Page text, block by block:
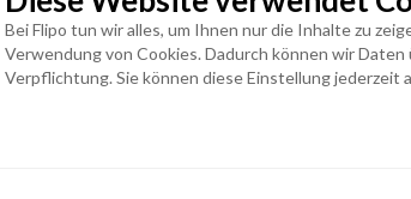
Bei Flipo tun wir alles, um Ihnen nur die Inhalte zu
Verwendung von Cookies. Dadurch können wir
Verpflichtung. Sie können diese Einstellung jederzeit